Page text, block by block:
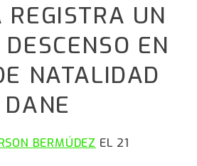
REGISTRA UN
EN
NATALIDAD
BERMÚDEZ EL 21